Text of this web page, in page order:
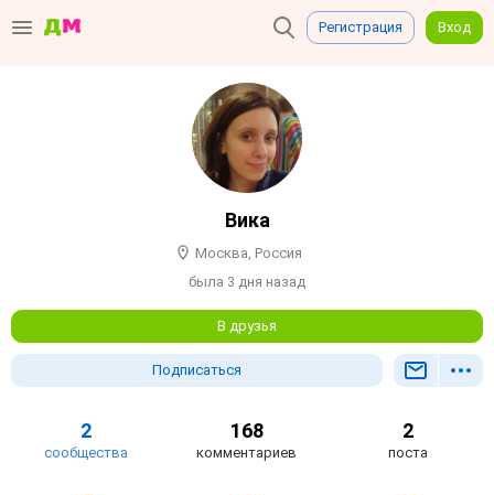
Регистрация Вход
Вика
Москва, Россия
была 3 дня назад
В друзья
Подписаться
2
сообщества
168
комментариев
2
поста